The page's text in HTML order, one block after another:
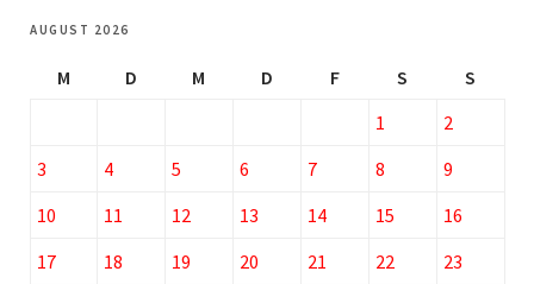
AUGUST 2026
M D M D F S
S
1
2
3
4 5 6 7 8
9
10
11 12 13 14 15
16
17
18 19 20 21 22
23